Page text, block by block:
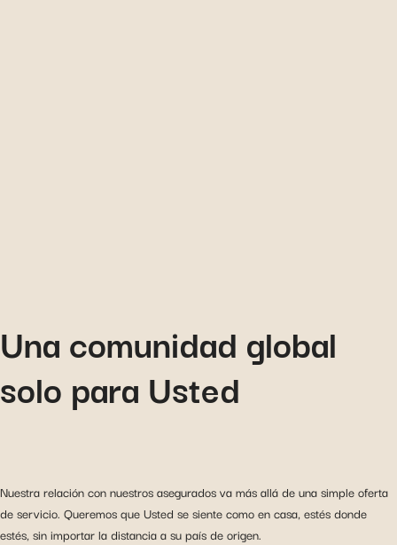
Una comunidad global
solo para Usted
Nuestra relación con nuestros asegurados va más allá de una simple oferta
de servicio. Queremos que Usted se siente como en casa, estés donde
estés, sin importar la distancia a su país de origen.